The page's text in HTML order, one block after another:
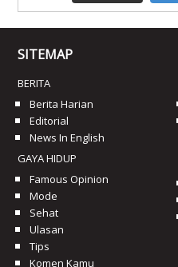
SITEMAP
BERITA
Berita Harian
Editorial
News In English
GAYA HIDUP
Famous Opinion
Mode
Sehat
Ulasan
Tips
Komen Kamu